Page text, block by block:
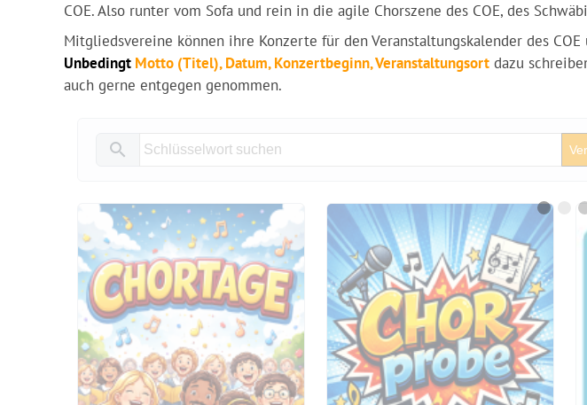
COE. Also runter vom Sofa und rein in die agile Chorszene des COE, des
Mitgliedsvereine können ihre Konzerte für den Veranstaltungskalender des
Unbedingt Motto (Titel), Datum, Konzertbeginn, Veranstaltungsort dazu
auch gerne entgegen genommen.
search